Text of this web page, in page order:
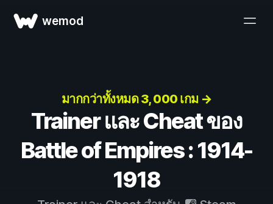
wemod
มากกว่าทั้งหมด 3, 000 เกม →
Trainer และ Cheat ของ
Battle of Empires : 1914-
1918